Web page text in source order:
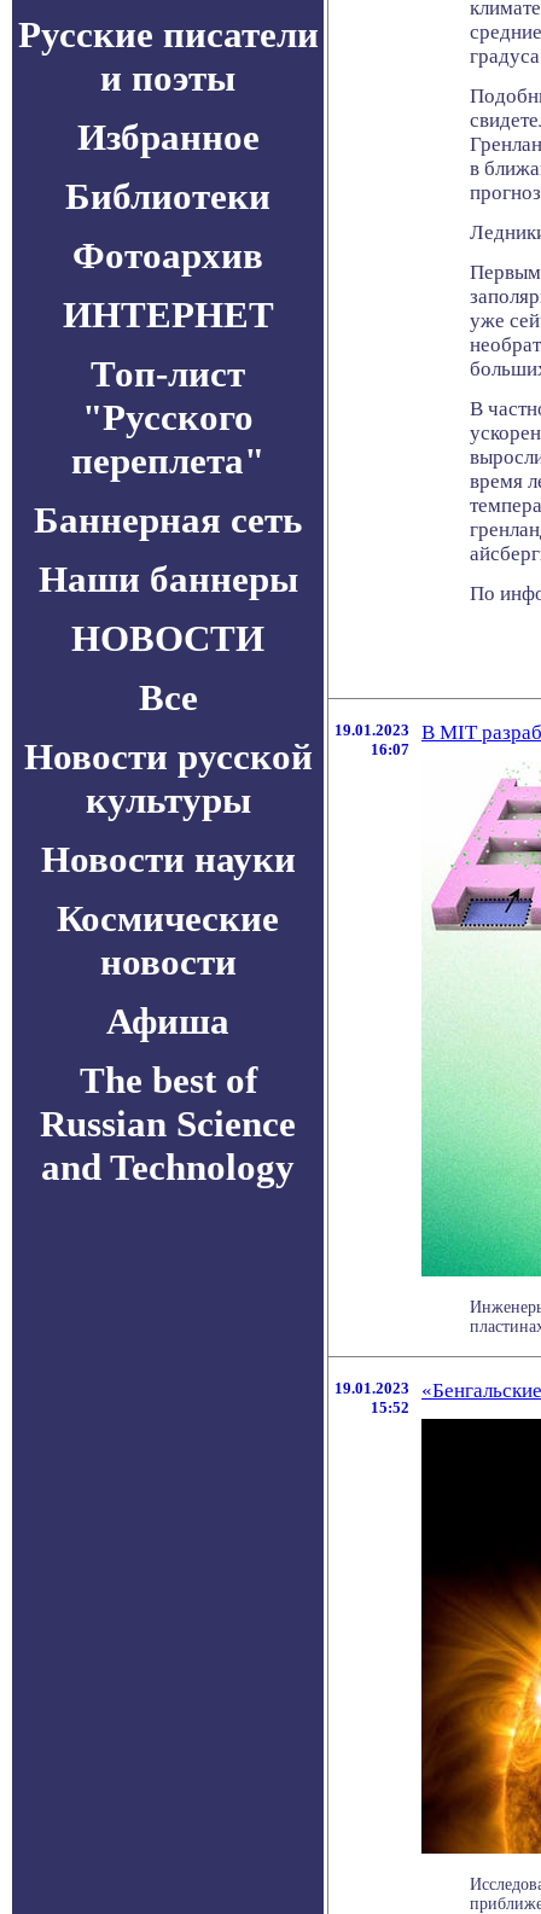
Русские писатели
и поэты
Избранное
Библиотеки
Фотоархив
ИНТЕРНЕТ
Топ-лист
"Русского
переплета"
Баннерная сеть
Наши баннеры
НОВОСТИ
Все
Новости русской
культуры
Новости науки
Космические
новости
Афиша
The best of
Russian Science
and Technology
в
уже
В
время
По
19.01.2023
16:07
В MIT
19.01.2023
15:52